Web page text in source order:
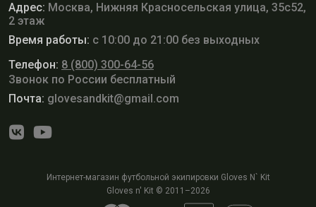
Адрес: Москва, Нижняя Красносельская улица, 35с52,
2 этаж
Время работы: с 10:00 до 21:00 без выходных
Телефон: 8 (800) 300-64-56
Звонок по России бесплатный
Почта: glovesandkit@gmail.com
Интернет-магазин футбольной экипировки Gloves N` Kit
Gloves n' Kit © 2011–2026